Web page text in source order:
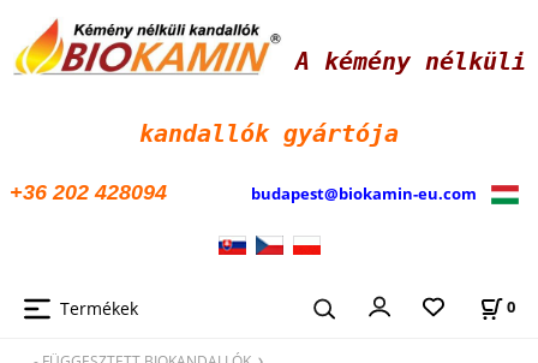
A kémény nélküli
kandallók gyártója
+36 202 428094 budapest@biokamin-eu.com
Termékek 0